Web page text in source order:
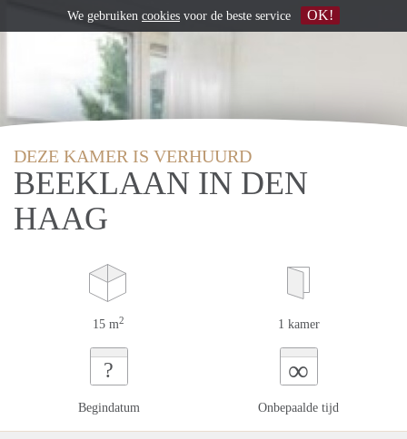
DEZE KAMER IS VERHUURD
BEEKLAAN IN DEN
HAAG
15 m2 1 kamer
?
Begindatum
∞
Onbepaalde tijd
We gebruiken cookies voor de beste service OK!